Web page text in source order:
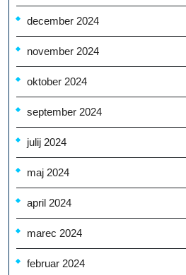
december 2024
november 2024
oktober 2024
september 2024
julij 2024
maj 2024
april 2024
marec 2024
februar 2024